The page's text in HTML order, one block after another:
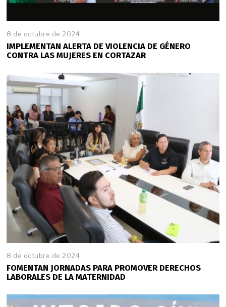
8 de octubre de 2024
IMPLEMENTAN ALERTA DE VIOLENCIA DE GÉNERO
CONTRA LAS MUJERES EN CORTAZAR
8 de octubre de 2024
FOMENTAN JORNADAS PARA PROMOVER DERECHOS
LABORALES DE LA MATERNIDAD